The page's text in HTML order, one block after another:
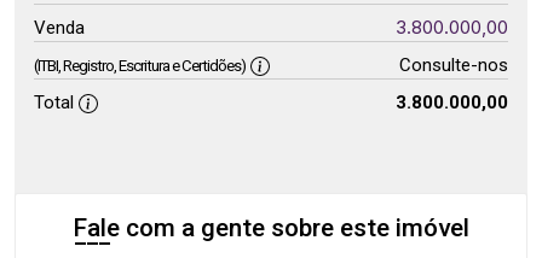
Venda 3.800.000,00
(ITBI, Registro, Escritura e Certidões)
Consulte-nos
Total
3.800.000,00
Fale com a gente sobre este imóvel